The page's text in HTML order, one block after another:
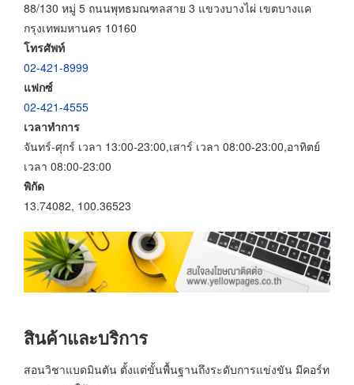
88/130 หมู่ 5 ถนนพุทธมณฑลสาย 3 แขวงบางไผ่ เขตบางแค
กรุงเทพมหานคร 10160
โทรศัพท์
02-421-8999
แฟกซ์
02-421-4555
เวลาทำการ
จันทร์-ศุกร์ เวลา 13:00-23:00,เสาร์ เวลา 08:00-23:00,อาทิตย์
เวลา 08:00-23:00
พิกัด
13.74082, 100.36523
สินค้าและบริการ
สอนวิชาแบดมินตัน ตั้งแต่ขั้นพื้นฐานถึงระดับการแข่งขัน มีคอร์ท